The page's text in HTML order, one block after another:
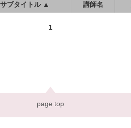
サブタイトル ▲ 講師名
1
page top